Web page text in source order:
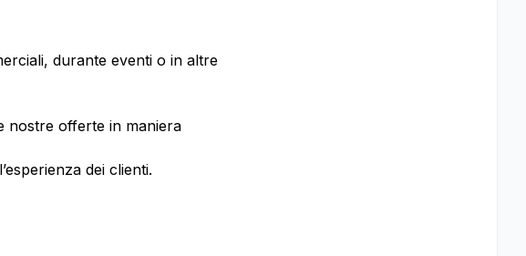
durante eventi o in altre
nostre offerte in maniera
dei clienti.